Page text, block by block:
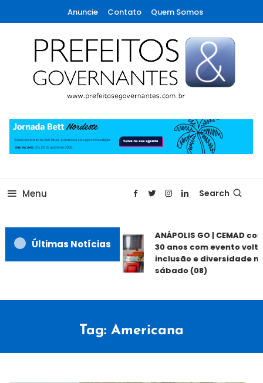
To
Content
Anuncie Contato Quem Somos
Prefeitos & Governantes
Menu Search
Últimas Notícias
ANÁPOLIS GO | CEMAD
30 anos com evento
inclusão e diversidade
sábado (08)
Tag: Americana